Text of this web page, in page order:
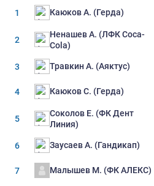
1 Каюков А. (Герда)
2
Ненашев А. (ЛФК Coca-
Cola)
3 Травкин А. (Аяктус)
4 Каюков С. (Герда)
5
Соколов Е. (ФК Дент
Линия)
6 Заусаев А. (Гандикап)
7 Малышев М. (ФК АЛЕКС)